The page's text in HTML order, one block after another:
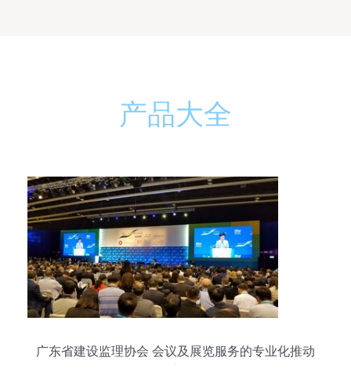
产品大全
广东省建设监理协会 会议及展览服务的专业化推动